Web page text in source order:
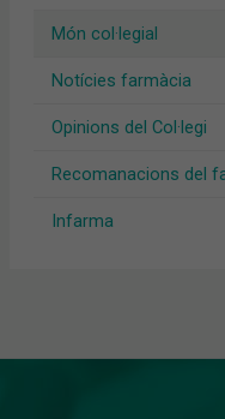
Món col·legial
Notícies farmàcia
Opinions del Col·legi
Recomanacions del
Infarma